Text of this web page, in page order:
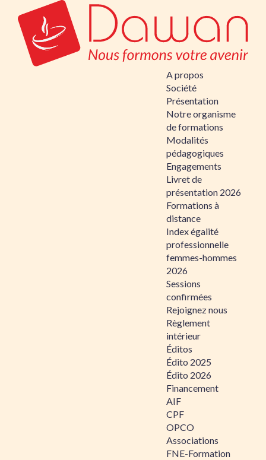
A propos
Société
Présentation
Notre organisme
de formations
Modalités
pédagogiques
Engagements
Livret de
présentation 2026
Formations à
distance
Index égalité
professionnelle
femmes-hommes
2026
Sessions
confirmées
Rejoignez nous
Règlement
intérieur
Éditos
Édito 2025
Édito 2026
Financement
AIF
CPF
OPCO
Associations
FNE-Formation